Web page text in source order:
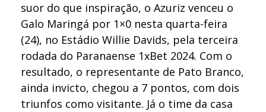
suor do que inspiração, o Azuriz venceu o
Galo Maringá por 1×0 nesta quarta-feira
(24), no Estádio Willie Davids, pela terceira
rodada do Paranaense 1xBet 2024. Com o
resultado, o representante de Pato Branco,
ainda invicto, chegou a 7 pontos, com dois
triunfos como visitante. Já o time da casa